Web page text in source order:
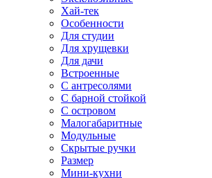
Хай-тек
Особенности
Для студии
Для хрущевки
Для дачи
Встроенные
С антресолями
С барной стойкой
С островом
Малогабаритные
Модульные
Скрытые ручки
Размер
Мини-кухни